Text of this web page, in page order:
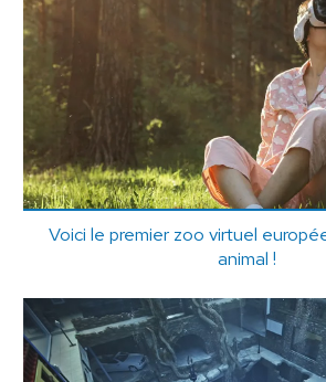
Voici le premier zoo virtuel
animal !